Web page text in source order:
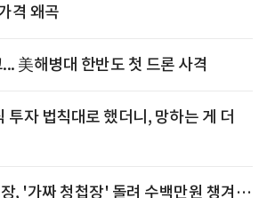
격 왜곡
美해병대 한반도 첫 드론 사격
투자 법칙대로 했더니, 망하는 게 더
, '가짜 청첩장' 돌려 수백만원 챙겨…